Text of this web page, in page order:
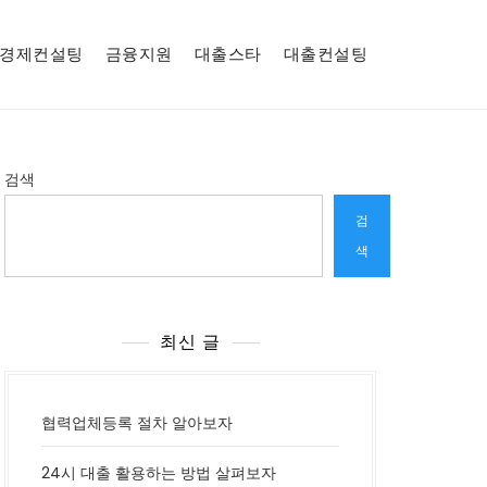
경제컨설팅 금융지원 대출스타 대출컨설팅
검색
검
색
최신 글
협력업체등록 절차 알아보자
24시 대출 활용하는 방법 살펴보자